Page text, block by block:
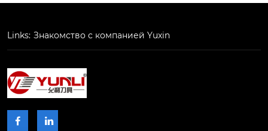
Links: Знакомство с компанией Yuxin
 